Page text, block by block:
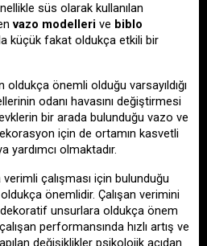
süs olarak kullanılan
vazo modelleri ve biblo
küçük fakat oldukça etkili bir
önemli olduğu varsayıldığı
odanı havasını değiştirmesi
için de ortamın kasvetli
yardımcı olmaktadır.
çalışması için bulunduğu
önemlidir. Çalışan verimini
unsurlara oldukça önem
performansında hızlı artış ve
değişiklikler psikolojik açıdan